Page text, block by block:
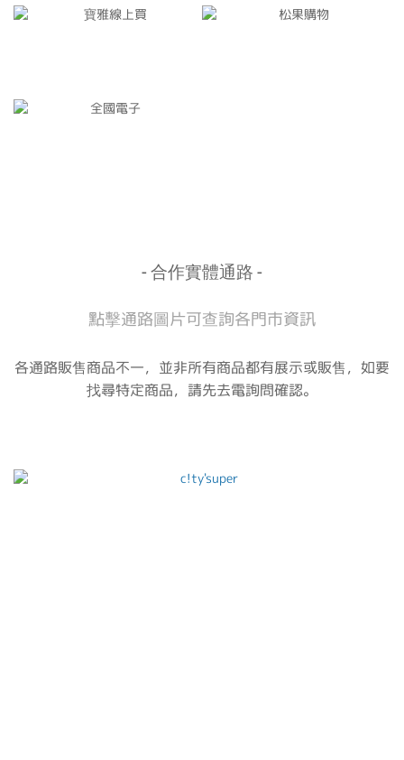
- 合作實體通路 -
點擊通路圖片可查詢各門市資訊
各通路販售商品不一，並非所有商品都有展示或販售，如要
找尋特定商品，請先去電詢問確認。